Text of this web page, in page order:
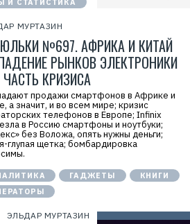
И СТАТИСТИКА
МУРТАЗИН
№697. АФРИКА И КИТАЙ
РЫНКОВ ЭЛЕКТРОНИКИ
ЧАСТЬ КРИЗИСА
продажи смартфонов в Африке и
а значит, и во всем мире; кризис
телефонов в Европе; Infinix
в Россию смартфоны и ноутбуки;
без Воложа, опять нужны деньги;
глупая щетка; бомбардировка
ГАДЖЕТЫ
КНИГИ
ЭЛЬДАР МУРТАЗИН